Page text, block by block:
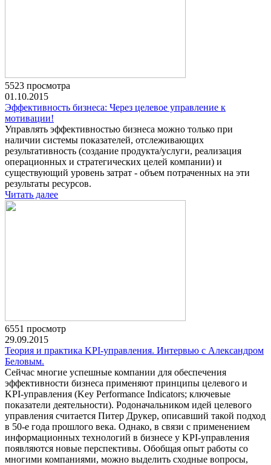
5523 просмотра
01.10.2015
Эффективность бизнеса: Через целевое управление к
мотивации!
Управлять эффективностью бизнеса можно только при
наличии системы показателей, отслеживающих
результативность (создание продукта/услуги, реализация
операционных и стратегических целей компании) и
существующий уровень затрат - объем потраченных на эти
результаты ресурсов.
Читать далее
6551 просмотр
29.09.2015
Теория и практика KPI-управления. Интервью с Александром
Беловым.
Сейчас многие успешные компании для обеспечения
эффективности бизнеса применяют принципы целевого и
KPI-управления (Key Performance Indicators; ключевые
показатели деятельности). Родоначальником идей целевого
управления считается Питер Друкер, описавший такой подход
в 50-е года прошлого века. Однако, в связи с применением
информационных технологий в бизнесе у KPI-управления
появляются новые перспективы. Обобщая опыт работы со
многими компаниями, можно выделить сходные вопросы,